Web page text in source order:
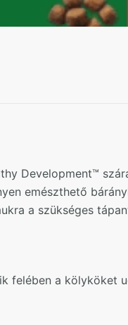
Development™
emészthető
a szükséges
felében a kölyköket